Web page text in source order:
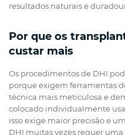
resultados naturais e
Por que os
custar mais
Os procedimentos de DHI
porque exigem ferramentas
técnica mais meticulosa e
colocado individualmente
isso exige maior precisão e
DHI muitas vezes requer